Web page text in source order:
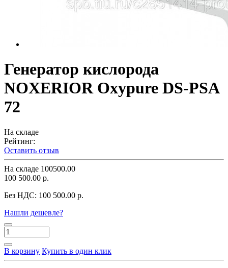
Генератор кислорода
NOXERIOR Oxypure DS-PSA
72
На складе
Рейтинг:
Оставить отзыв
На складе 100500.00
100 500.00 р.
Без НДС: 100 500.00 р.
Нашли дешевле?
В корзину Купить в один клик